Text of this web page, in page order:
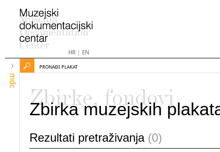
HR| EN
mdc
PRONAĐI PLAKAT
Zbirke, fondovi
Zbirka muzejskih
Rezultati pretraživanja (0)